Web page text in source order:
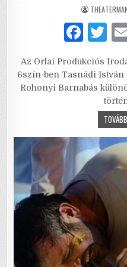
AUTHOR:
F
c
e
b
o
k
T
it
te
r
Az Orlai Produkciós
6szín-ben Tasnádi István
Rohonyi Barnabás